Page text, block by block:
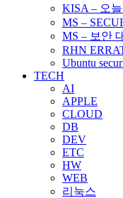
KISA – 오
MS –
MS – 보안
RHN
Ubuntu
TECH
AI
APPLE
CLOUD
DB
DEV
ETC
HW
WEB
리눅스